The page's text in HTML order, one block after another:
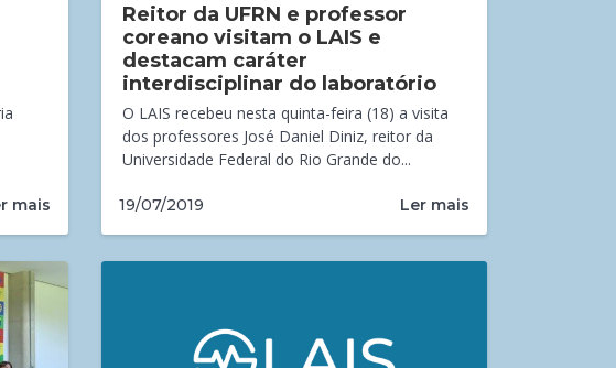
mais
Reitor da UFRN e professor
coreano visitam o LAIS e
destacam caráter
interdisciplinar do laboratório
O LAIS recebeu nesta quinta-feira (18) a visita
dos professores José Daniel Diniz, reitor da
Universidade Federal do Rio Grande do...
19/07/2019 Ler mais